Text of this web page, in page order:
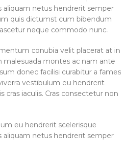
aliquam netus hendrerit semper
quis dictumst cum bibendum
neque commodo nunc.
conubia velit placerat at in
montes ac nam ante
donec facilisi curabitur a fames
vestibulum eu hendrerit
cras iaculis. Cras consectetur non
eu hendrerit scelerisque
aliquam netus hendrerit semper